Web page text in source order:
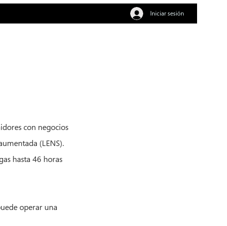
Iniciar sesión
con negocios
(LENS).
hasta 46 horas
operar una